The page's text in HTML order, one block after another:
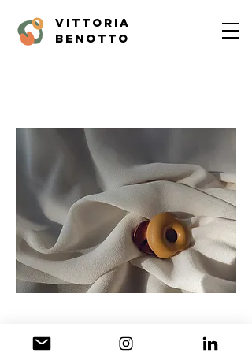
vittoria
benotto